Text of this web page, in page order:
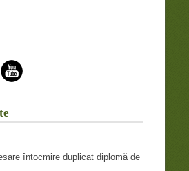
întocmire duplicat diplomă de